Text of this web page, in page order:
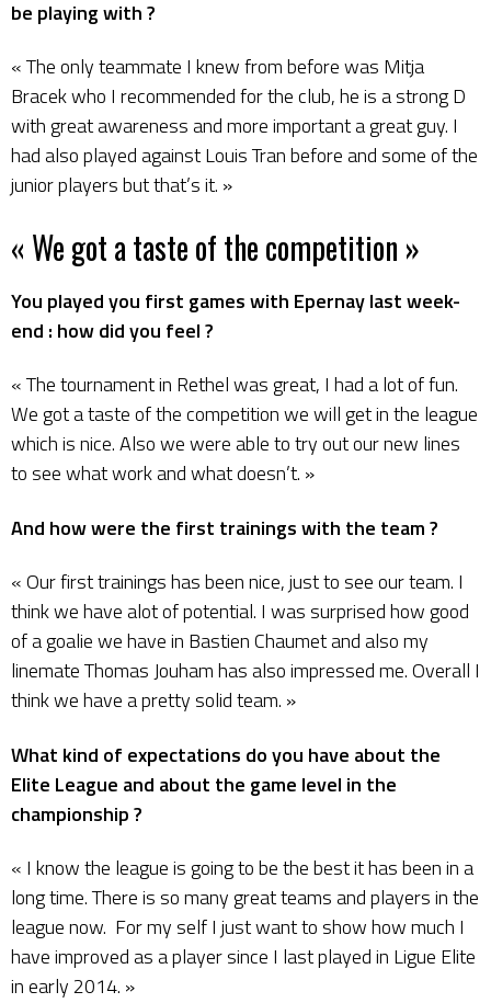
be playing with ?
« The only teammate I knew from before was Mitja
Bracek who I recommended for the club, he is a strong D
with great awareness and more important a great guy. I
had also played against Louis Tran before and some of the
junior players but that’s it. »
« We got a taste of the competition »
You played you first games with Epernay last week-
end : how did you feel ?
« The tournament in Rethel was great, I had a lot of fun.
We got a taste of the competition we will get in the league
which is nice. Also we were able to try out our new lines
to see what work and what doesn’t. »
And how were the first trainings with the team ?
« Our first trainings has been nice, just to see our team. I
think we have alot of potential. I was surprised how good
of a goalie we have in Bastien Chaumet and also my
linemate Thomas Jouham has also impressed me. Overall I
think we have a pretty solid team. »
What kind of expectations do you have about the
Elite League and about the game level in the
championship ?
« I know the league is going to be the best it has been in a
long time. There is so many great teams and players in the
league now. For my self I just want to show how much I
have improved as a player since I last played in Ligue Elite
in early 2014. »